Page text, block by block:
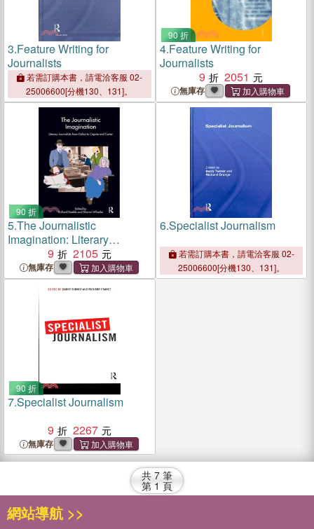
3.Feature Writing for
Journalists
若需訂購本書，請電洽客服 02-
25006600[分機130、131]。
90 折
4.Feature Writing for
Journalists
9
2051
無庫存
90 折
5.The Journalistic
Imagination: Literary
Journalists from Defoe to
Capote and Carter
9 2105
無庫存
6.Specialist Journalism
若需訂購本書，請電洽客服 02-
25006600[分機130、131]。
90 折
7.Specialist Journalism
9
2267
無庫存
共 7 筆
第 1 頁
網站導航 >>